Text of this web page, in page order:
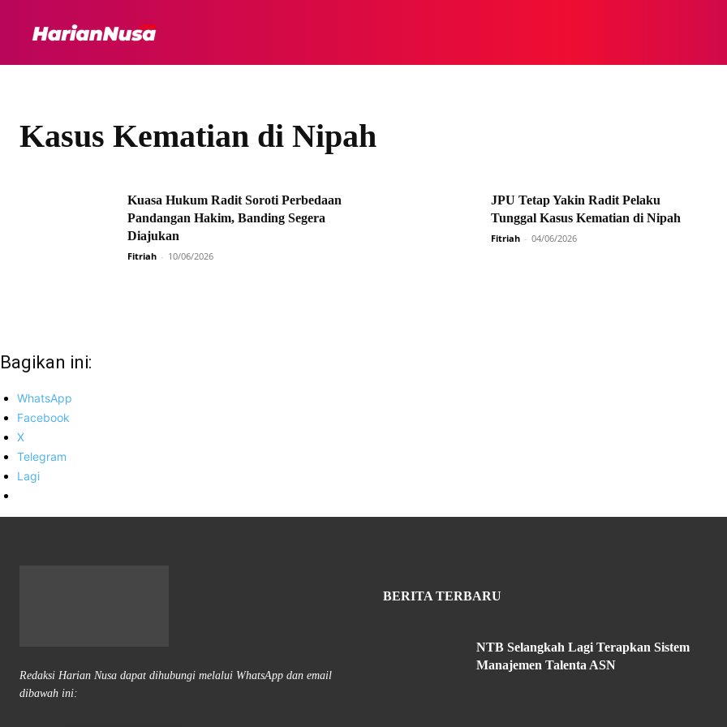
Kasus Kematian di Nipah
Kuasa Hukum Radit Soroti Perbedaan
Pandangan Hakim, Banding Segera
Diajukan
Fitriah - 10/06/2026
JPU Tetap Yakin Radit Pelaku
Tunggal Kasus Kematian di Nipah
Fitriah - 04/06/2026
Bagikan ini:
WhatsApp
Facebook
X
Telegram
Lagi
Redaksi Harian Nusa dapat dihubungi melalui WhatsApp dan email
dibawah ini:
BERITA TERBARU
NTB Selangkah Lagi Terapkan Sistem
Manajemen Talenta ASN